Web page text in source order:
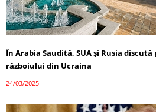
În Arabia Saudită, SUA și Rusia
războiului din Ucraina
24/03/2025